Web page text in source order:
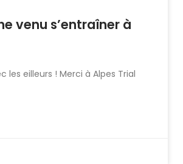
venu s’entraîner à
les eilleurs ! Merci à Alpes Trial